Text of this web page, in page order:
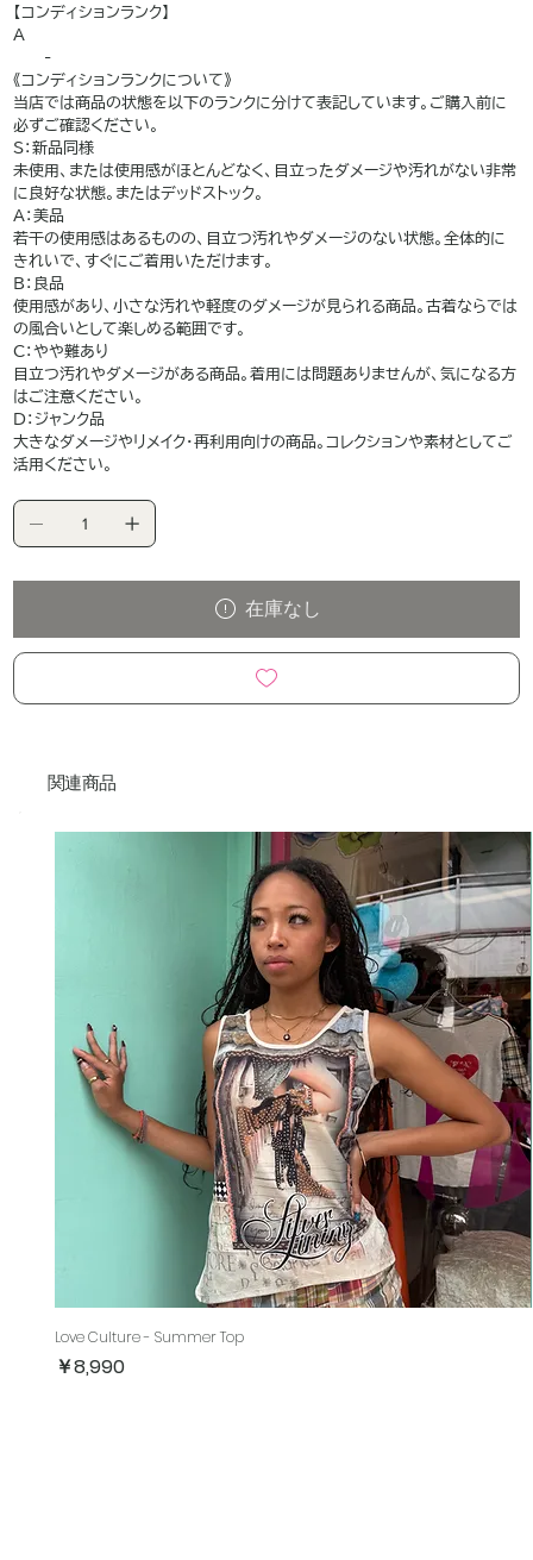
【コンディションランク】
A
——-
《コンディションランクについて》
当店では商品の状態を以下のランクに分けて表記しています。ご購入前に
必ずご確認ください。
S：新品同様
未使用、または使用感がほとんどなく、目立ったダメージや汚れがない非常
に良好な状態。またはデッドストック。
A：美品
若干の使用感はあるものの、目立つ汚れやダメージのない状態。全体的に
きれいで、すぐにご着用いただけます。
B：良品
使用感があり、小さな汚れや軽度のダメージが見られる商品。古着ならでは
の風合いとして楽しめる範囲です。
C：やや難あり
目立つ汚れやダメージがある商品。着用には問題ありませんが、気になる方
はご注意ください。
D：ジャンク品
大きなダメージやリメイク・再利用向けの商品。コレクションや素材としてご
活用ください。
在庫なし
関連商品
Love Culture - Summer Top
価格
￥8,990